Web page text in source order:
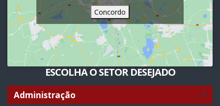
Concordo
ESCOLHA O SETOR DESEJADO